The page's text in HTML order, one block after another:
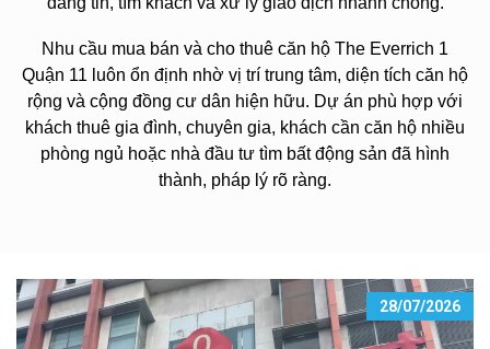
Nhu cầu mua bán và cho thuê căn hộ The Everrich 1
Quận 11 luôn ổn định nhờ vị trí trung tâm, diện tích căn hộ
rộng và cộng đồng cư dân hiện hữu. Dự án phù hợp với
khách thuê gia đình, chuyên gia, khách cần căn hộ nhiều
phòng ngủ hoặc nhà đầu tư tìm bất động sản đã hình
thành, pháp lý rõ ràng.
28/07/2026